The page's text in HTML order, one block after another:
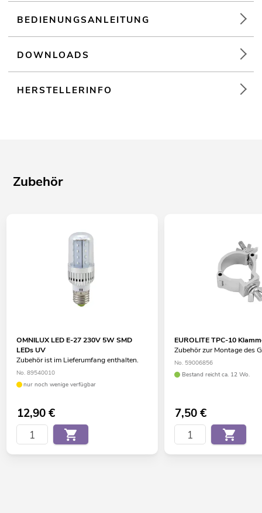
BEDIENUNGSANLEITUNG
DOWNLOADS
HERSTELLERINFO
Zubehör
OMNILUX LED E-27 230V 5W SMD
LEDs UV
Zubehör ist im Lieferumfang enthalten.
No. 89540010
nur noch wenige verfügbar
12,90€
EUROLITE TPC-10
Zubehör zur Montage des
No. 59006856
Bestand reicht ca. 12 Wo.
7,50€